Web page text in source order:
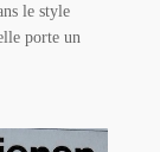
le style
porte un